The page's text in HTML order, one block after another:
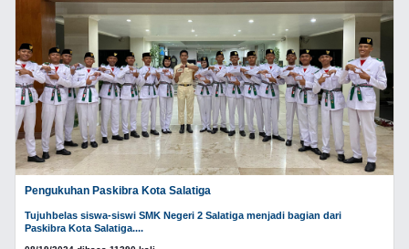
Pengukuhan Paskibra Kota Salatiga
Tujuhbelas siswa-siswi SMK Negeri 2 Salatiga menjadi bagian dari
Paskibra Kota Salatiga....